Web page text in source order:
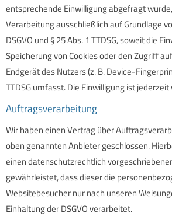
entsprechende Einwilligung abgefragt
Verarbeitung ausschließlich auf Grundlage
DSGVO und § 25 Abs. 1 TTDSG, soweit die
Speicherung von Cookies oder den Zugriff
Endgerät des Nutzers (z. B. Device-
TTDSG umfasst. Die Einwilligung ist
Auftragsverarbeitung
Wir haben einen Vertrag über
oben genannten Anbieter geschlossen.
einen datenschutzrechtlich
gewährleistet, dass dieser die
Websitebesucher nur nach unseren
Einhaltung der DSGVO verarbeitet.